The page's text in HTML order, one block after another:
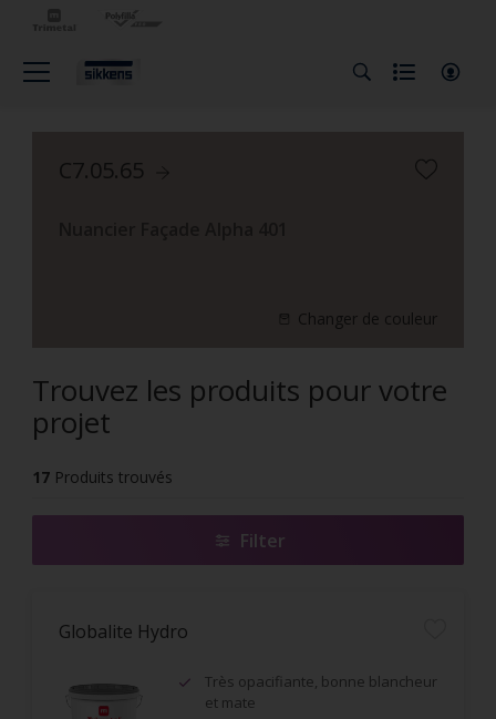
C7.05.65
Changer de couleur
Trouvez les produits pour votre
projet
17 Produits trouvés
Filter
Globalite Hydro
Très opacifiante, bonne blancheur
et mate